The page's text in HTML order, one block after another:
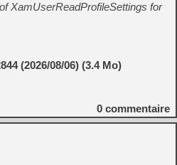
XamUserReadProfileSettings for
(2026/08/06) (3.4 Mo)
0 commentaire